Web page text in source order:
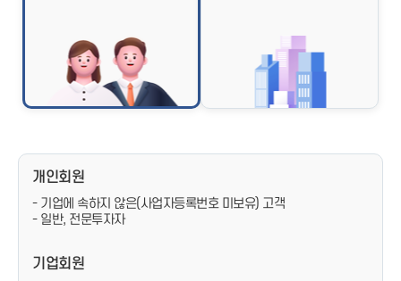
개인회원
- 기업에 속하지 않은(사업자등록번호 미보유) 고객
- 일반, 전문투자자
기업회원